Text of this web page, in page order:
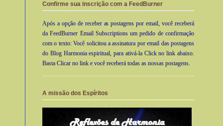
Confirme sua inscrição com a FeedBurner
Após a opção de receber as postagens por email, você receberá
da FeedBurner Email Subscriptions um pedido de confirmação
com o texto: Você solicitou a assinatura por email das postagens
do Blog Harmonia espiritual, para ativá-la Click no link abaixo.
Basta Clicar no link e você receberá todas as nossas postagens.
A missão dos Espíritos